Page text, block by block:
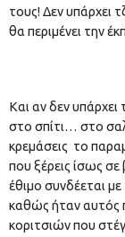
τους! Δεν υπάρχει
θα περιμένει την
Και αν δεν
στο σπίτι… στο
κρεμάσεις το
που ξέρεις ίσως σε
έθιμο συνδέεται
καθώς ήταν αυτός
κοριτσιών που